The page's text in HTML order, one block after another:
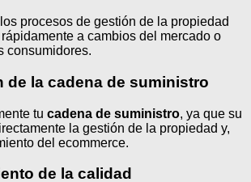
procesos de gestión de la propiedad
a cambios del mercado o
consumidores.
de la cadena de suministro
tu cadena de suministro, ya que su
la gestión de la propiedad y,
del ecommerce.
de la calidad